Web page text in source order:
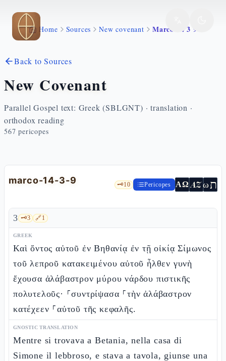
Skip to main content
Home Sources New covenant Marco 14 3 9
Back to Sources
New Covenant
Parallel Gospel text: Greek (SBLGNT) · translation ·
orthodox reading
567 pericopes
marco-14-3-9 🗝️10 Pericopes ΑΩ AZωת
3 🗝️3 🔗1
GREEK
Καὶ ὄντος αὐτοῦ ἐν Βηθανίᾳ ἐν τῇ οἰκίᾳ Σίμωνος
τοῦ λεπροῦ κατακειμένου αὐτοῦ ἦλθεν γυνὴ
ἔχουσα ἀλάβαστρον μύρου νάρδου πιστικῆς
πολυτελοῦς· ⸀συντρίψασα ⸀τὴν ἀλάβαστρον
κατέχεεν ⸀αὐτοῦ τῆς κεφαλῆς.
GNOSTIC TRANSLATION
Mentre si trovava a Betania, nella casa di
Simone il lebbroso, e stava a tavola, giunse una